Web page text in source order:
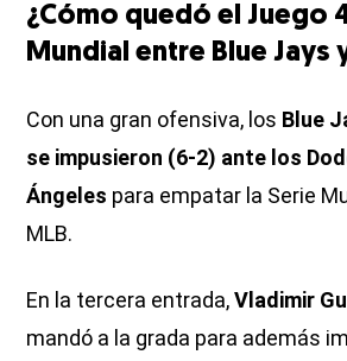
¿Cómo quedó el Juego
Mundial entre Blue Jays
Con una gran ofensiva, los Blue
se impusieron (6-2) ante los
Ángeles para empatar la Serie
MLB.
En la tercera entrada,Vladimir
mandó a la grada para además